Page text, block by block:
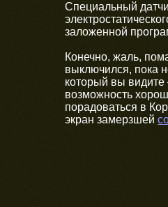
Специальный
заложенной
Конечно, жаль,
выключился, пока
который вы
возможность
порадоваться в
экран замерзшей